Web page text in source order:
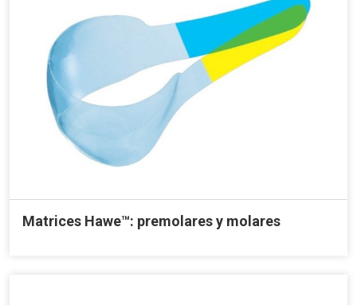
Matrices Hawe™: premolares y molares